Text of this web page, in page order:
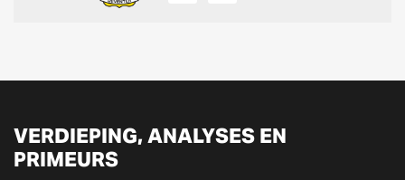
VERDIEPING, ANALYSES EN
PRIMEURS